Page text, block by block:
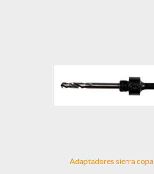
Adaptadores sierra copa